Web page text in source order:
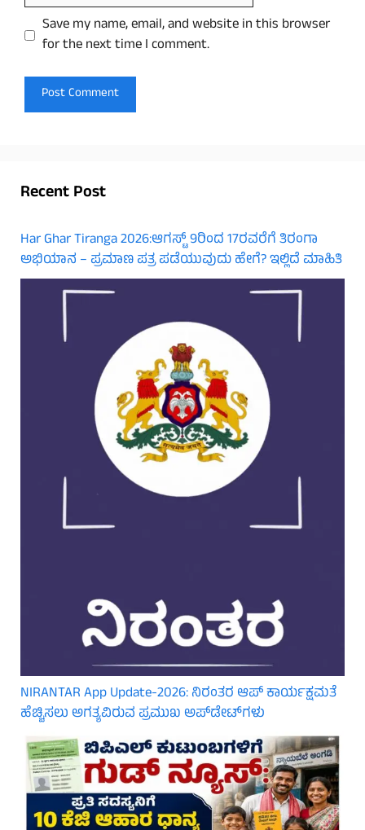
Save my name, email, and website in this browser
for the next time I comment.
Recent Post
Har Ghar Tiranga 2026:ಆಗಸ್ಟ್ 9ರಿಂದ 17ರವರೆಗೆ ತಿರಂಗಾ
ಅಭಿಯಾನ – ಪ್ರಮಾಣ ಪತ್ರ ಪಡೆಯುವುದು ಹೇಗೆ? ಇಲ್ಲಿದೆ ಮಾಹಿತಿ
NIRANTAR App Update-2026: ನಿರಂತರ ಆಪ್ ಕಾರ್ಯಕ್ಷಮತೆ
ಹೆಚ್ಚಿಸಲು ಅಗತ್ಯವಿರುವ ಪ್ರಮುಖ ಅಪ್‌ಡೇಟ್‌ಗಳು